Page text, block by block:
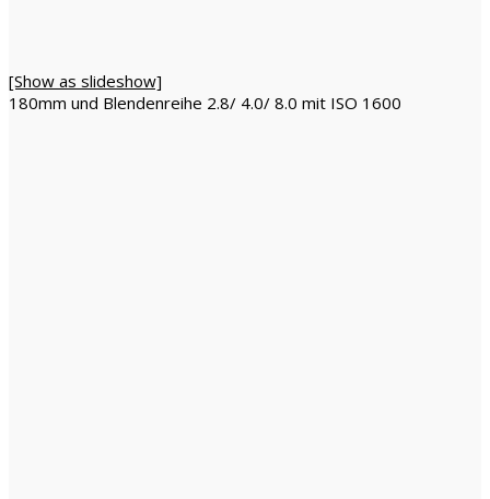
[Show as slideshow]
180mm und Blendenreihe 2.8/ 4.0/ 8.0 mit ISO 1600